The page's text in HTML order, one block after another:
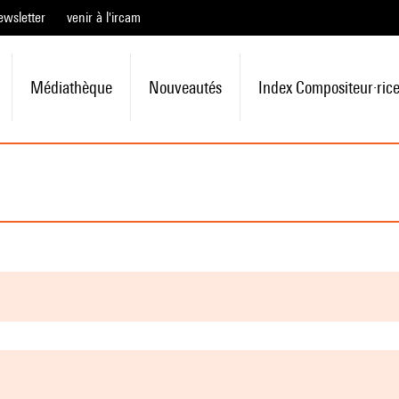
venir à l'ircam
Médiathèque Nouveautés Index Compositeur·rice